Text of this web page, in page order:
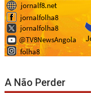
A Não Perder